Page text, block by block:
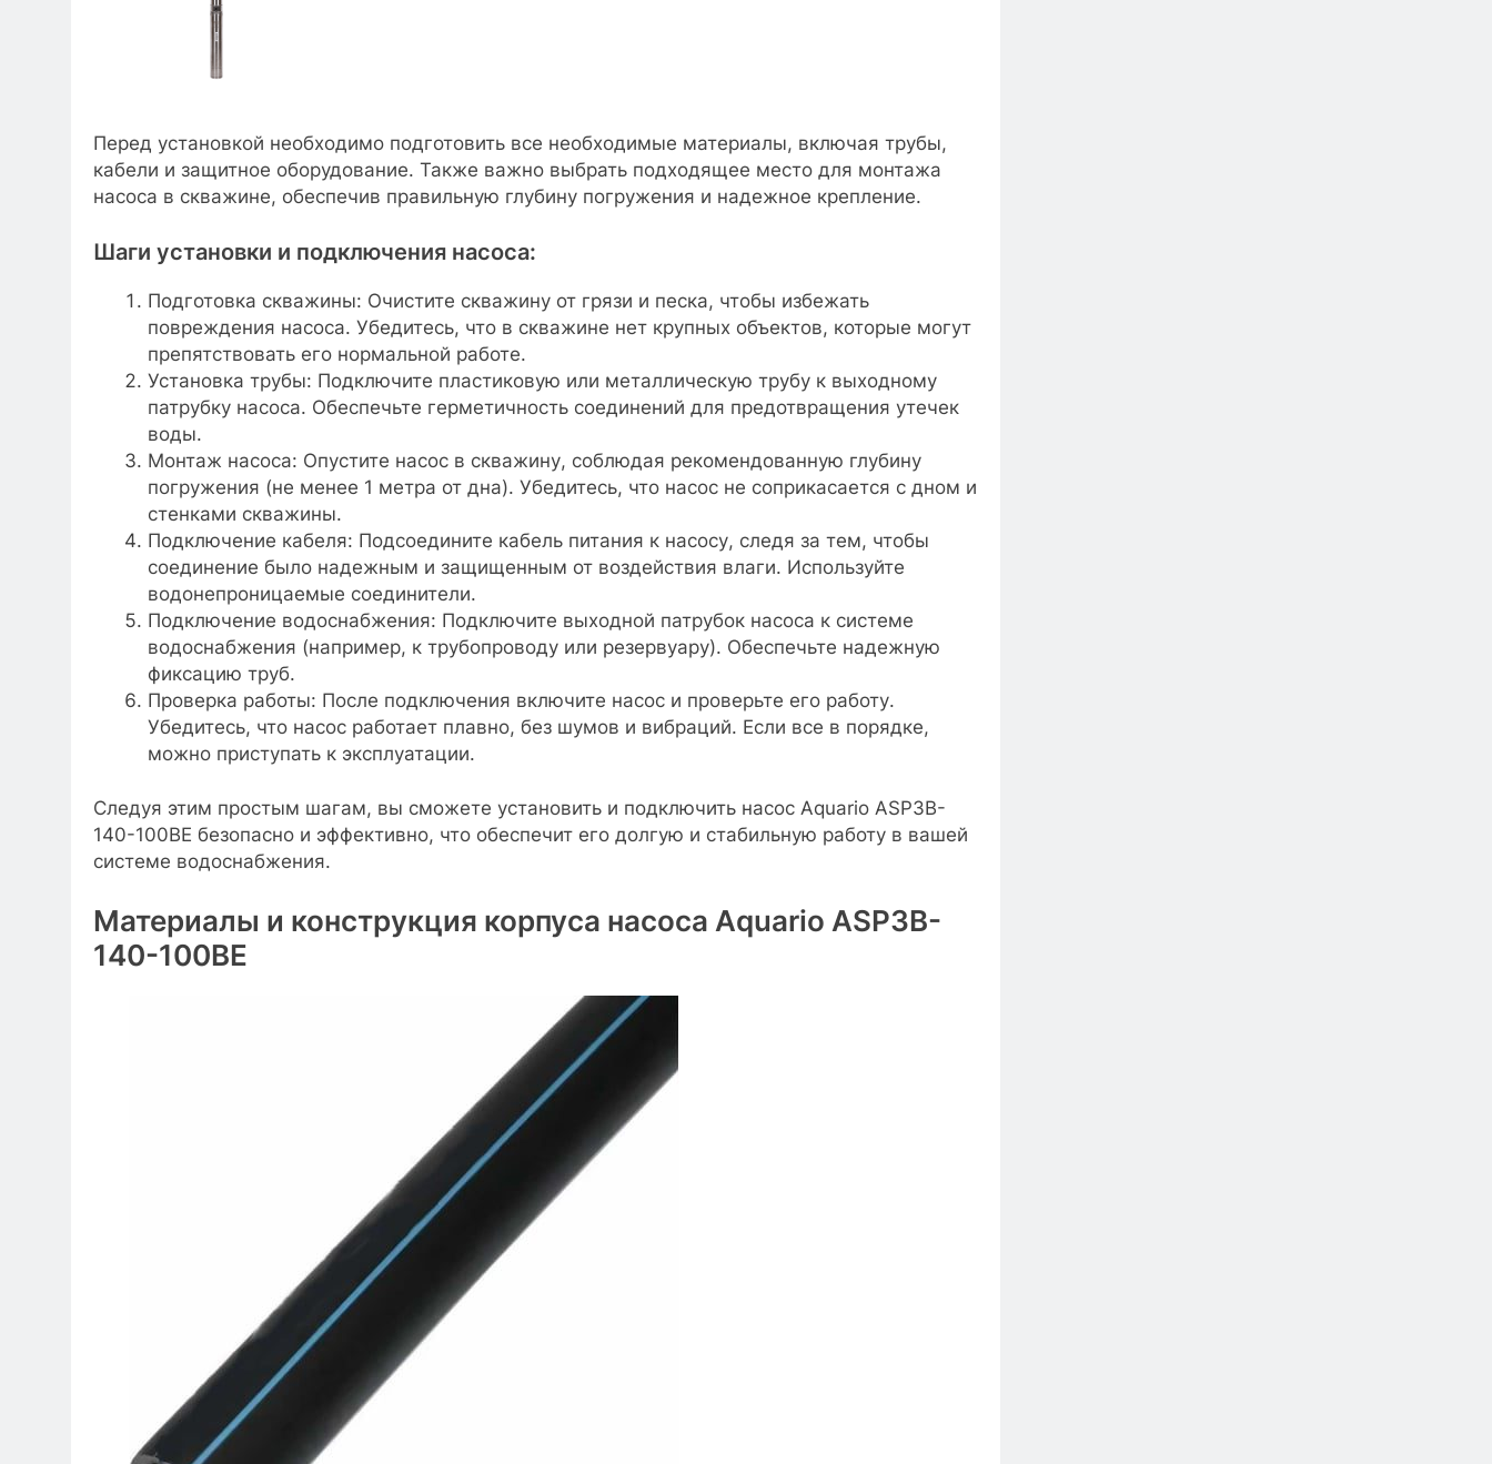
Перед установкой необходимо подготовить все необходимые материалы, включая трубы,
кабели и защитное оборудование. Также важно выбрать подходящее место для монтажа
насоса в скважине, обеспечив правильную глубину погружения и надежное крепление.
Шаги установки и подключения насоса:
Подготовка скважины: Очистите скважину от грязи и песка, чтобы избежать
повреждения насоса. Убедитесь, что в скважине нет крупных объектов, которые могут
препятствовать его нормальной работе.
Установка трубы: Подключите пластиковую или металлическую трубу к выходному
патрубку насоса. Обеспечьте герметичность соединений для предотвращения утечек
воды.
Монтаж насоса: Опустите насос в скважину, соблюдая рекомендованную глубину
погружения (не менее 1 метра от дна). Убедитесь, что насос не соприкасается с дном и
стенками скважины.
Подключение кабеля: Подсоедините кабель питания к насосу, следя за тем, чтобы
соединение было надежным и защищенным от воздействия влаги. Используйте
водонепроницаемые соединители.
Подключение водоснабжения: Подключите выходной патрубок насоса к системе
водоснабжения (например, к трубопроводу или резервуару). Обеспечьте надежную
фиксацию труб.
Проверка работы: После подключения включите насос и проверьте его работу.
Убедитесь, что насос работает плавно, без шумов и вибраций. Если все в порядке,
можно приступать к эксплуатации.
Следуя этим простым шагам, вы сможете установить и подключить насос Aquario ASP3B-
140-100BE безопасно и эффективно, что обеспечит его долгую и стабильную работу в вашей
системе водоснабжения.
Материалы и конструкция корпуса насоса Aquario ASP3B-
140-100BE